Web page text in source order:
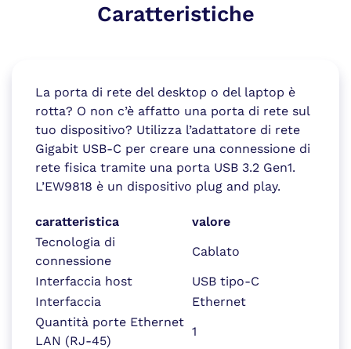
Caratteristiche
La porta di rete del desktop o del laptop è
rotta? O non c’è affatto una porta di rete sul
tuo dispositivo? Utilizza l’adattatore di rete
Gigabit USB-C per creare una connessione di
rete fisica tramite una porta USB 3.2 Gen1.
L’EW9818 è un dispositivo plug and play.
caratteristica
valore
Tecnologia di
connessione
Cablato
Interfaccia host
USB tipo-C
Interfaccia
Ethernet
Quantità porte Ethernet
LAN (RJ-45)
1